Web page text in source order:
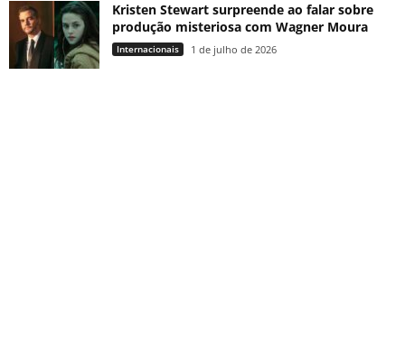
Kristen Stewart surpreende ao falar sobre
produção misteriosa com Wagner Moura
Internacionais 1 de julho de 2026